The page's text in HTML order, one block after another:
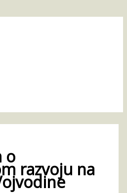
o
razvoju na